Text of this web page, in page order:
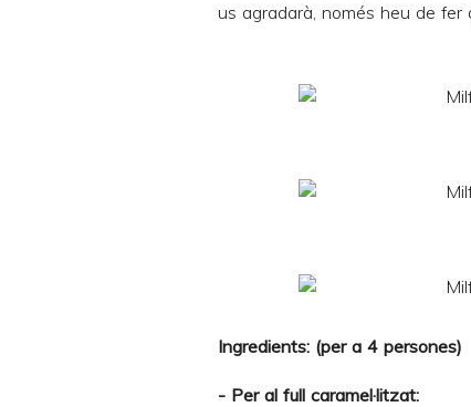
us agradarà, només heu de
Ingredients: (per a 4 persones)
- Per al full caramel·litzat: